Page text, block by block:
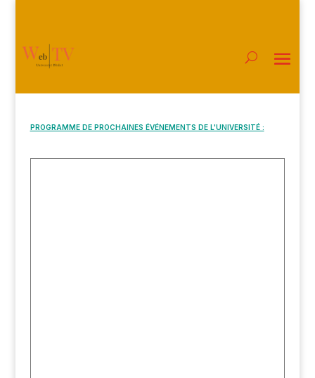
PROGRAMME DE PROCHAINES ÉVÉNEMENTS DE L'UNIVERSITÉ :